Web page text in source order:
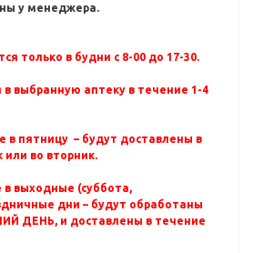
у менеджера.
только в будни с 8-00 до 17-30.
выбранную аптеку в течение 1-4
в пятницу – будут доставлены в
или во вторник.
в выходные (суббота,
дни – будут обработаны
ДЕНЬ, и доставлены в течение